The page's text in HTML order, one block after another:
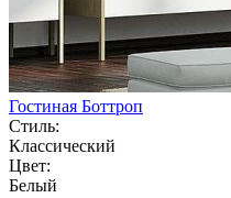
Гостиная Боттроп
Стиль:
Классический
Цвет:
Белый